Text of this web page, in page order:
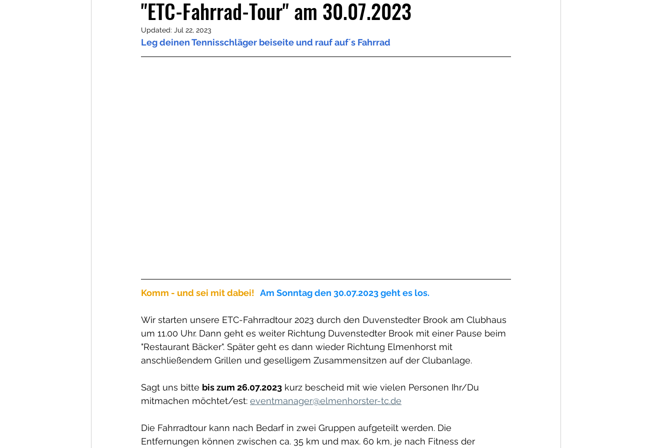
"ETC-Fahrrad-Tour" am 30.07.2023
Updated: Jul 22, 2023
Leg deinen Tennisschläger beiseite und rauf auf´s Fahrrad
Komm - und sei mit dabei! Am Sonntag den 30.07.2023 geht es los.
Wir starten unsere ETC-Fahrradtour 2023 durch den Duvenstedter Brook am Clubhaus
um 11.00 Uhr. Dann geht es weiter Richtung Duvenstedter Brook mit einer Pause beim
"Restaurant Bäcker". Später geht es dann wieder Richtung Elmenhorst mit
anschließendem Grillen und geselligem Zusammensitzen auf der Clubanlage.
Sagt uns bitte bis zum 26.07.2023 kurz bescheid mit wie vielen Personen Ihr/Du
mitmachen möchtet/est: eventmanager@elmenhorster-tc.de
Die Fahrradtour kann nach Bedarf in zwei Gruppen aufgeteilt werden. Die
Entfernungen können zwischen ca. 35 km und max. 60 km, je nach Fitness der